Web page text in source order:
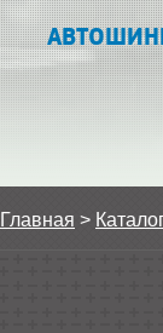
Главная >